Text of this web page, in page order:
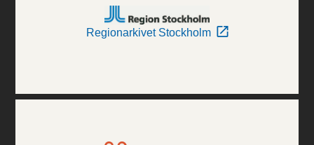
Regionarkivet Stockholm